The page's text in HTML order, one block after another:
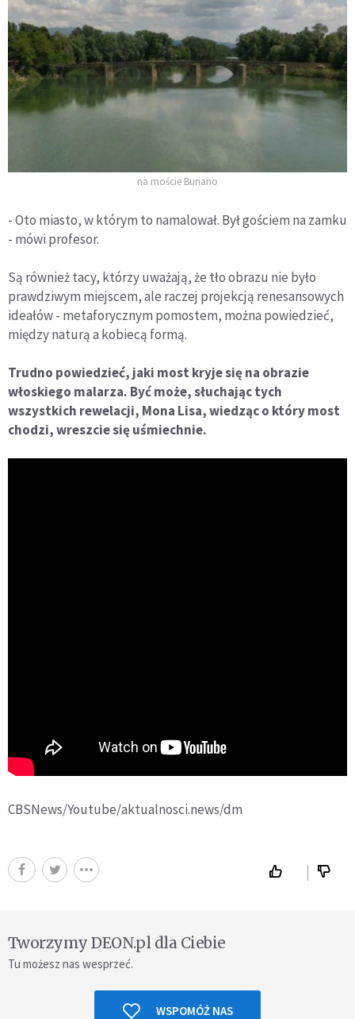
na moście Buriano
- Oto miasto, w którym to namalował. Był gościem na zamku
- mówi profesor.
Są również tacy, którzy uważają, że tło obrazu nie było
prawdziwym miejscem, ale raczej projekcją renesansowych
ideałów - metaforycznym pomostem, można powiedzieć,
między naturą a kobiecą formą.
Trudno powiedzieć, jaki most kryje się na obrazie
włoskiego malarza. Być może, słuchając tych
wszystkich rewelacji, Mona Lisa, wiedząc o który most
chodzi, wreszcie się uśmiechnie.
CBSNews/Youtube/aktualnosci.news/dm
Tworzymy DEON.pl dla Ciebie
Tu możesz nas wesprzeć.
WSPOMÓŻ NAS